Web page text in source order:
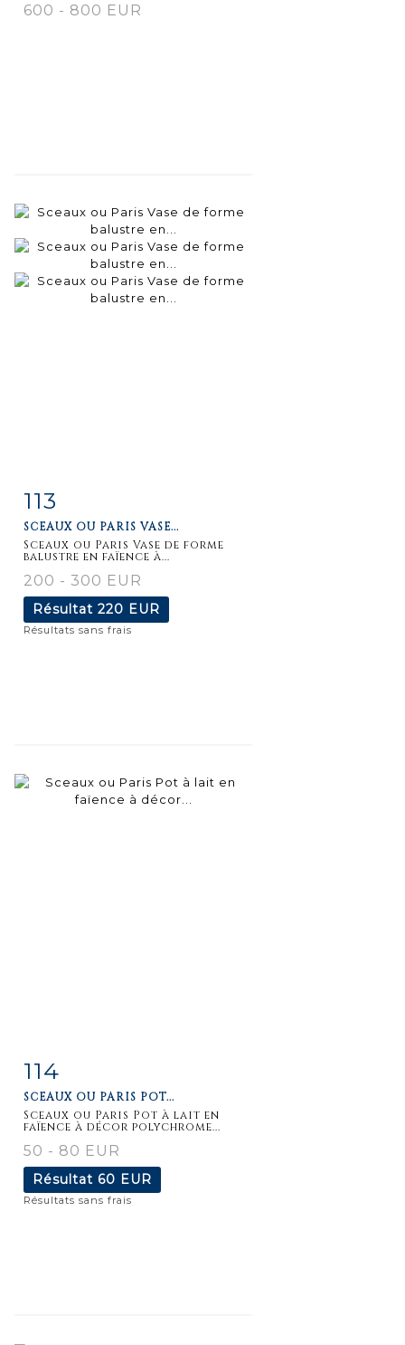
600 - 800 EUR
113
SCEAUX OU PARIS VASE...
Sceaux ou Paris Vase de forme
balustre en faïence à...
200 - 300 EUR
Résultat 220 EUR
Résultats sans frais
114
SCEAUX OU PARIS POT...
Sceaux ou Paris Pot à lait en
faïence à décor polychrome...
50 - 80 EUR
Résultat 60 EUR
Résultats sans frais